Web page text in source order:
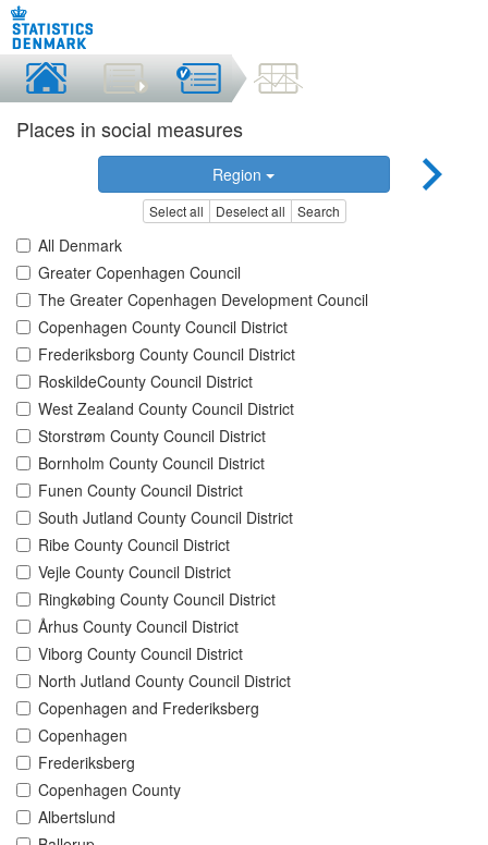
Places in social measures
Region
Select all Deselect all Search
All Denmark
Greater Copenhagen Council
The Greater Copenhagen Development Council
Copenhagen County Council District
Frederiksborg County Council District
RoskildeCounty Council District
West Zealand County Council District
Storstrøm County Council District
Bornholm County Council District
Funen County Council District
South Jutland County Council District
Ribe County Council District
Vejle County Council District
Ringkøbing County Council District
Århus County Council District
Viborg County Council District
North Jutland County Council District
Copenhagen and Frederiksberg
Copenhagen
Frederiksberg
Copenhagen County
Albertslund